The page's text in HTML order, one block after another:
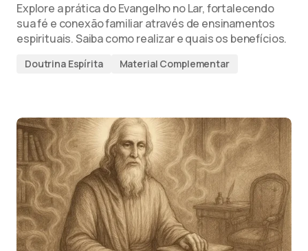
Explore a prática do Evangelho no Lar, fortalecendo
sua fé e conexão familiar através de ensinamentos
espirituais. Saiba como realizar e quais os benefícios.
Doutrina Espírita Material Complementar